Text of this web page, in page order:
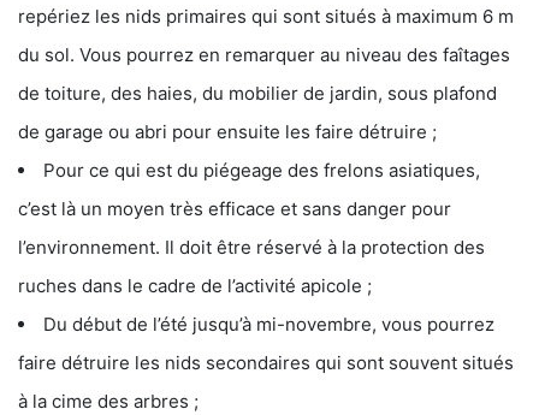
repériez les nids primaires qui sont situés à maximum 6 m
du sol. Vous pourrez en remarquer au niveau des faîtages
de toiture, des haies, du mobilier de jardin, sous plafond
de garage ou abri pour ensuite les faire détruire ;
Pour ce qui est du piégeage des frelons asiatiques,
c’est là un moyen très efficace et sans danger pour
l’environnement. Il doit être réservé à la protection des
ruches dans le cadre de l’activité apicole ;
Du début de l’été jusqu’à mi-novembre, vous pourrez
faire détruire les nids secondaires qui sont souvent situés
à la cime des arbres ;